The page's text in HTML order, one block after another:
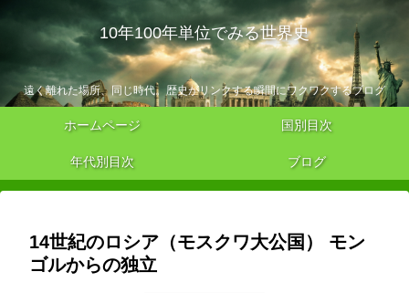
10年100年単位でみる世界史
遠く離れた場所、同じ時代。歴史がリンクする瞬間にワクワクするブログ
ホームページ 国別目次
年代別目次 ブログ
14世紀のロシア（モスクワ大公国） モン
ゴルからの独立